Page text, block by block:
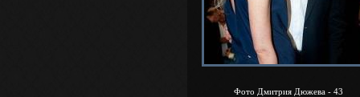
Фото Дмитрия Дюжева - 43